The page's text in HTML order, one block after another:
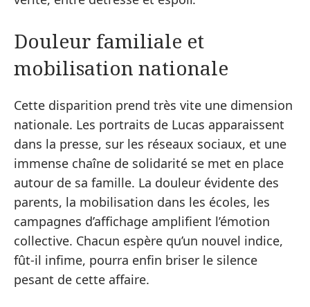
Douleur familiale et
mobilisation nationale
Cette disparition prend très vite une dimension
nationale. Les portraits de Lucas apparaissent
dans la presse, sur les réseaux sociaux, et une
immense chaîne de solidarité se met en place
autour de sa famille. La douleur évidente des
parents, la mobilisation dans les écoles, les
campagnes d’affichage amplifient l’émotion
collective. Chacun espère qu’un nouvel indice,
fût-il infime, pourra enfin briser le silence
pesant de cette affaire.